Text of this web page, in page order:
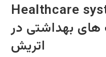
Healthcare
بهداشتی در
اتریش